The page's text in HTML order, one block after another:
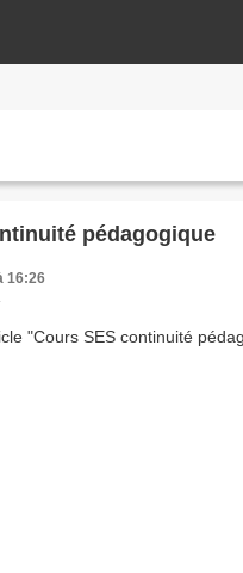
pédagogique
16:26